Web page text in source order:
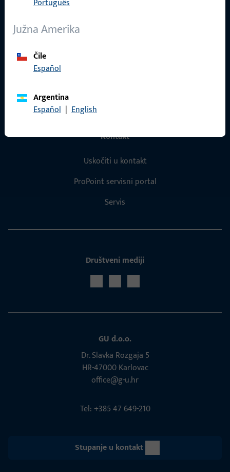
Português
Južna Amerika
Čile
Español
Argentina
Español | English
Kontakt
Uskočiti u kontakt
ProPoint servisni portal
Servis
Društveni mediji
GU d.o.o.
Dr. Slavka Rozgaja 5
HR-47000 Karlovac
office@g-u.hr
Tel: +385 47 649-210
Stupanje u kontakt